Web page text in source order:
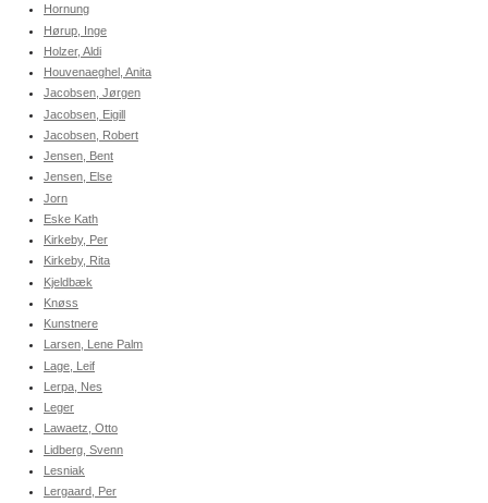
Hornung
Hørup, Inge
Holzer, Aldi
Houvenaeghel, Anita
Jacobsen, Jørgen
Jacobsen, Eigill
Jacobsen, Robert
Jensen, Bent
Jensen, Else
Jorn
Eske Kath
Kirkeby, Per
Kirkeby, Rita
Kjeldbæk
Knøss
Kunstnere
Larsen, Lene Palm
Lage, Leif
Lerpa, Nes
Leger
Lawaetz, Otto
Lidberg, Svenn
Lesniak
Lergaard, Per